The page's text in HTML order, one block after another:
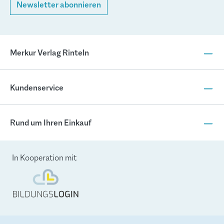
Newsletter abonnieren
Merkur Verlag Rinteln
Kundenservice
Rund um Ihren Einkauf
In Kooperation mit